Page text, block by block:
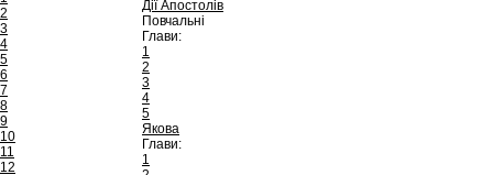
2
3
4
5
6
7
8
9
10
11
12
Дії Апостолів
Повчальні
Глави:
1
2
3
4
5
Якова
Глави:
1